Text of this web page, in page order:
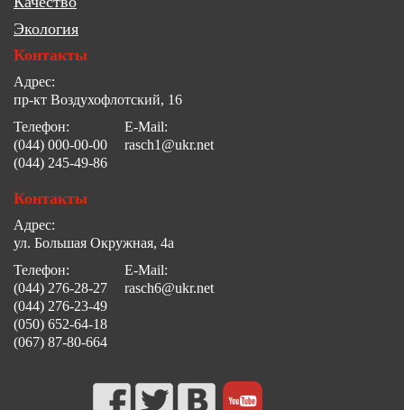
Экология
Контакты
Адрес:
пр-кт Воздухофлотский, 16
Телефон:
(044) 000-00-00
(044) 245-49-86
E-Mail:
rasch1@ukr.net
Контакты
Адрес:
ул. Большая Окружная, 4а
Телефон:
(044) 276-28-27
(044) 276-23-49
(050) 652-64-18
(067) 87-80-664
E-Mail:
rasch6@ukr.net